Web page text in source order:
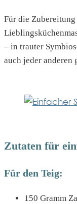
Für die
– in trauter
auch jeder anderen
Zutaten für
Für den Teig:
150 Gramm